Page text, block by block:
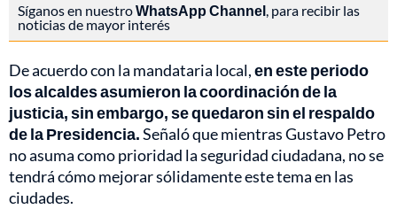
Síganos en nuestroWhatsApp Channel, para recibir las
noticias de mayor interés
De acuerdo con la mandataria local,en este periodo
los alcaldes asumieron la coordinación de la
justicia, sin embargo, se quedaron sin el respaldo
de la Presidencia.Señaló que mientras Gustavo Petro
no asuma como prioridad la seguridad ciudadana, no se
tendrá cómo mejorar sólidamente este tema en las
ciudades.